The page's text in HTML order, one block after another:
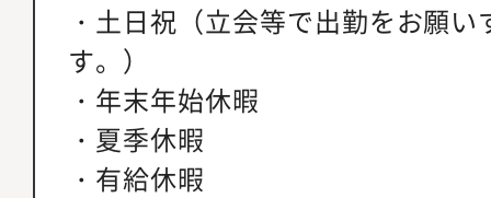
・土日祝（立会等で出勤をお願
す。）
・年末年始休暇
・夏季休暇
・有給休暇